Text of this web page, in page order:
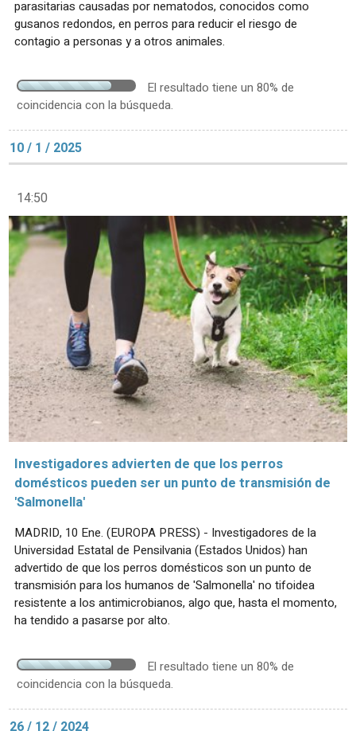
parasitarias causadas por nematodos, conocidos como
gusanos redondos, en perros para reducir el riesgo de
contagio a personas y a otros animales.
El resultado tiene un 80% de
coincidencia con la búsqueda.
10 / 1 / 2025
14:50
Investigadores advierten de que los perros
domésticos pueden ser un punto de transmisión de
'Salmonella'
MADRID, 10 Ene. (EUROPA PRESS) - Investigadores de la
Universidad Estatal de Pensilvania (Estados Unidos) han
advertido de que los perros domésticos son un punto de
transmisión para los humanos de 'Salmonella' no tifoidea
resistente a los antimicrobianos, algo que, hasta el momento,
ha tendido a pasarse por alto.
El resultado tiene un 80% de
coincidencia con la búsqueda.
26 / 12 / 2024